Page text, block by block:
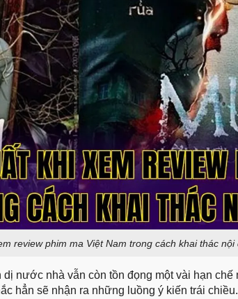
review phim ma Việt Nam trong cách khai thác nội
nước nhà vẫn còn tồn đọng một vài hạn
hẳn sẽ nhận ra những luồng ý kiến trái